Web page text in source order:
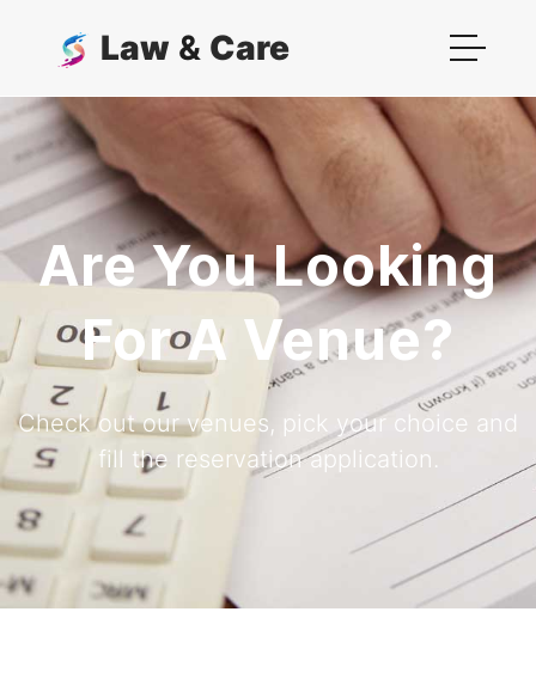
Law & Care
Are You Looking
For A Venue?
Check out our venues, pick your choice and
fill the reservation application.